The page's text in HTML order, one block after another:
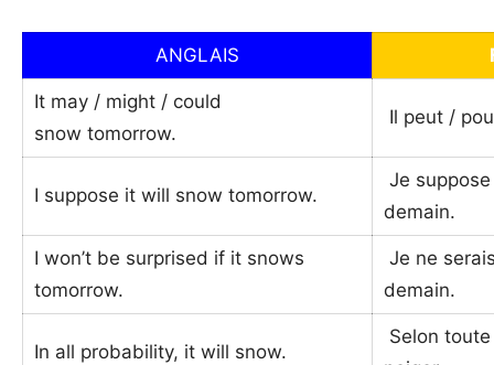
ANGLAIS
It may / might / could
snow tomorrow.
Il peut /
I suppose it will snow tomorrow.
Je suppose
demain.
I won’t be surprised if it snows
tomorrow.
Je ne
demain.
In all probability, it will snow.
Selon